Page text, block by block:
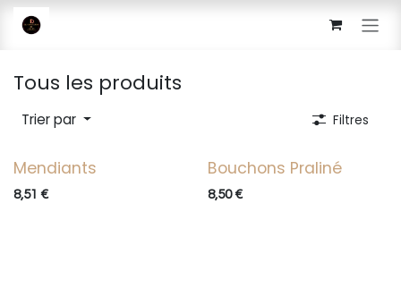
Se rendre au contenu
Tous les produits
Trier par Filtres
Mendiants
8,51 €
Bouchons Praliné
8,50€